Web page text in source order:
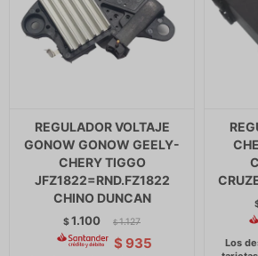
REGULADOR VOLTAJE
GONOW GONOW GEELY-
CHERY TIGGO
JFZ1822=RND.FZ1822
CHINO DUNCAN
$1.100 $ 1.127
$ 935